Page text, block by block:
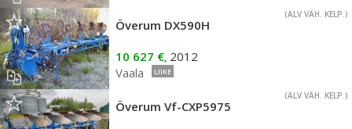
(ALV VÄH. KELP.)
Överum DX590H
10 627 €, 2012
Vaala
LIIKE
(ALV VÄH. KELP.)
Överum Vf-CXP5975